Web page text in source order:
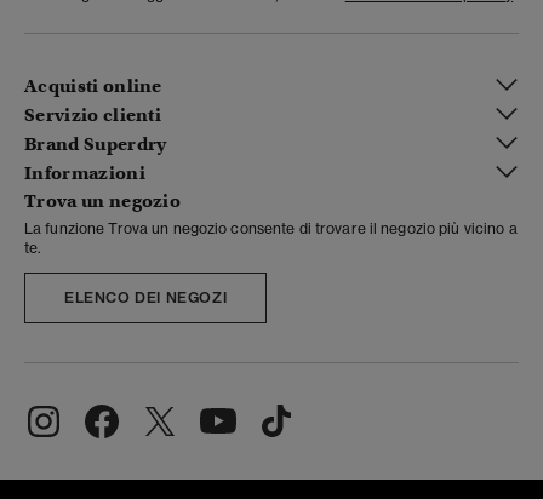
Acquisti online
Servizio clienti
Brand Superdry
Informazioni
Trova un negozio
La funzione Trova un negozio consente di trovare il negozio più vicino a
te.
ELENCO DEI NEGOZI